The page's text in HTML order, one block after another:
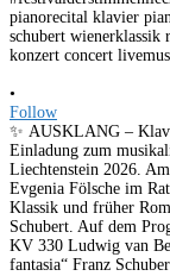
•
Follow
✨ AUSKLANG –
Einladung zum
Liechtenstein 2026.
Evgenia Fölsche im
Klassik und früher
Schubert. Auf dem
KV 330 Ludwig van
fantasia“ Franz